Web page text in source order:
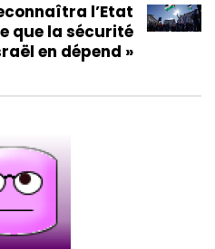
l’Etat
que la sécurité
en dépend »